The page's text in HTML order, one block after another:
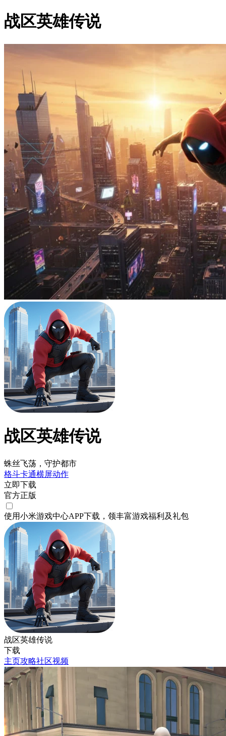
战区英雄传说
战区英雄传说
蛛丝飞荡，守护都市
格斗卡通横屏动作
立即下载
官方正版
使用小米游戏中心APP下载 ，领丰富游戏福利 及礼包
战区英雄传说
下载
主页攻略社区视频